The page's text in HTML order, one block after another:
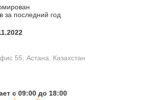
за последний год
55, Астана, Казахстан
с 09:00 до 18:00